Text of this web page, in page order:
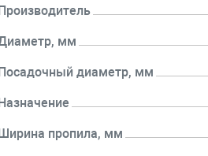
мм
диаметр, мм
пропила, мм